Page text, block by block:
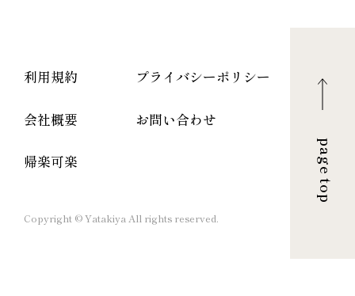
利用規約 プライバシーポリシー
会社概要 お問い合わせ
帰楽可楽
Copyright © Yatakiya All rights reserved.
page top